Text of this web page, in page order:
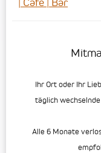
Ihr Ort oder Ihr
täglich
Alle 6 Monate